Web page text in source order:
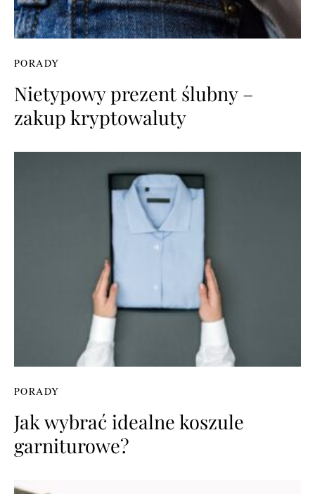
PORADY
Nietypowy prezent ślubny –
zakup kryptowaluty
PORADY
Jak wybrać idealne koszule
garniturowe?